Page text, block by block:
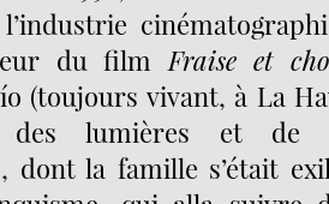
du film Fraise et
(toujours vivant, à La
des lumières et de
dont la famille s’était